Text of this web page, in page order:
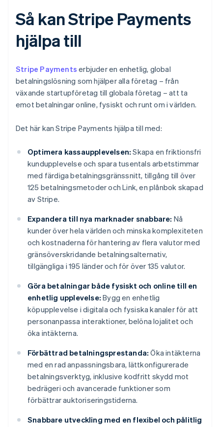
Så kan Stripe Payments
hjälpa till
Stripe Payments erbjuder en enhetlig, global
betalningslösning som hjälper alla företag – från
växande startupföretag till globala företag – att ta
emot betalningar online, fysiskt och runt om i världen.
Det här kan Stripe Payments hjälpa till med:
Optimera kassaupplevelsen: Skapa en friktionsfri
kundupplevelse och spara tusentals arbetstimmar
med färdiga betalningsgränssnitt, tillgång till över
125 betalningsmetoder och Link, en plånbok skapad
av Stripe.
Expandera till nya marknader snabbare: Nå
kunder över hela världen och minska komplexiteten
och kostnaderna för hantering av flera valutor med
gränsöverskridande betalningsalternativ,
tillgängliga i 195 länder och för över 135 valutor.
Göra betalningar både fysiskt och online till en
enhetlig upplevelse: Bygg en enhetlig
köpupplevelse i digitala och fysiska kanaler för att
personanpassa interaktioner, belöna lojalitet och
öka intäkterna.
Förbättrad betalningsprestanda: Öka intäkterna
med en rad anpassningsbara, lättkonfigurerade
betalningsverktyg, inklusive kodfritt skydd mot
bedrägeri och avancerade funktioner som
förbättrar auktoriseringstiderna.
Snabbare utveckling med en flexibel och pålitlig